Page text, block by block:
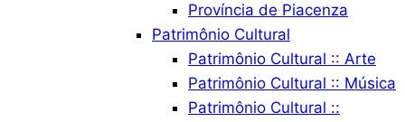
Província de Piacenza
Patrimônio Cultural
Patrimônio Cultural :: Arte
Patrimônio Cultural :: Música
Patrimônio Cultural ::